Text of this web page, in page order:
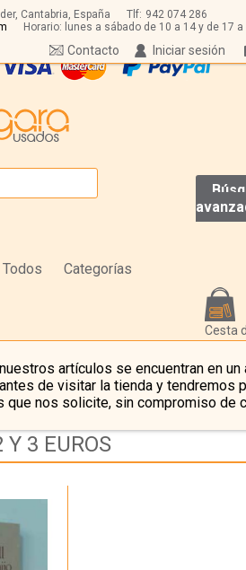
Cantabria, España Tlf: 942 074 286
Horario: lunes a sábado de 10 a 14 y de 17 a
Iniciar sesión
Contacto
Todos Categorías
Cesta
artículos se encuentran en un
de visitar la tienda y tendremos
que nos solicite, sin compromiso de
Y 3 EUROS